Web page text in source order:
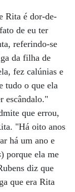
Rita é dor-de-
de eu ter
referindo-se
da filha de
fez calúnias e
tudo o que ela
escândalo."
que errou,
"Há oito anos
há um ano e
) porque ela me
diz que
que era Rita